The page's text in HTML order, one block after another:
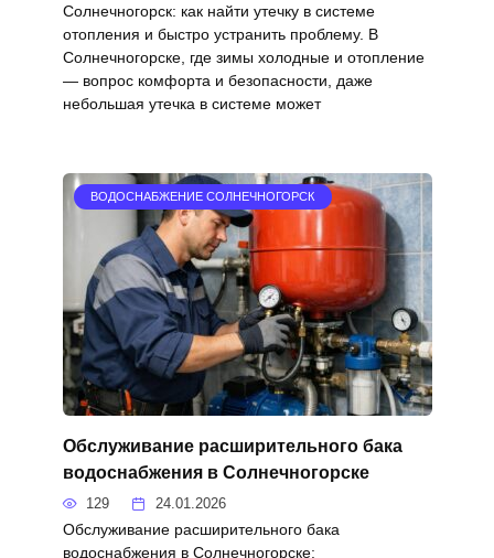
Солнечногорск: как найти утечку в системе
отопления и быстро устранить проблему. В
Солнечногорске, где зимы холодные и отопление
— вопрос комфорта и безопасности, даже
небольшая утечка в системе может
ВОДОСНАБЖЕНИЕ СОЛНЕЧНОГОРСК
Обслуживание расширительного бака
водоснабжения в Солнечногорске
129 24.01.2026
Обслуживание расширительного бака
водоснабжения в Солнечногорске: